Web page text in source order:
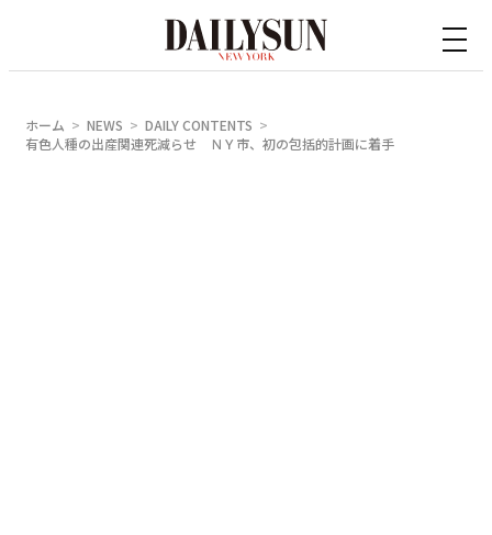
ホーム NEWS
DAILY CONTENTS
有色人種の出産関連死減らせ ＮＹ市、初の包括的計画に着手